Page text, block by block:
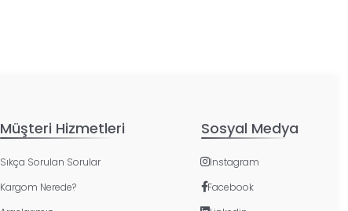
Müşteri Hizmetleri
Sıkça Sorulan Sorular
Kargom Nerede?
Sosyal Medya
Instagram
Facebook